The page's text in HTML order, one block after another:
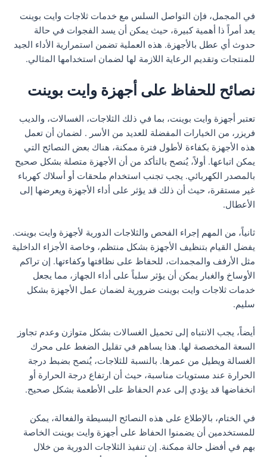
في المجمل، فإن التواصل السلس مع خدمات ثلاجات وايت بوينت
يعد أمراً ذا أهمية كبيرة، حيث يمكن أن يسد الفجوات في حالة
حدوث أي عطل بالأجهزة. هذه العملية تضمن استمرارية الأداء الجيد
للمنتجات وتقديم الرعاية اللازمة لها لضمان استخدامها المثالي.
نصائح للحفاظ على أجهزة وايت بوينت
تعتبر أجهزة وايت بوينت، بما في ذلك الثلاجات، الغسالات، والديب
فريزر، من الخيارات المفضلة للعديد من الأسر . لضمان أن تعمل
هذه الأجهزة بكفاءة لأطول فترة ممكنة، هناك بعض النصائح التي
يمكن اتباعها. أولاً، يُنصح بالتأكد من أن الأجهزة متصلة بشكل صحيح
بالمصدر الكهربائي. يجب تجنب استخدام ملحقات أو أسلاك كهرباء
غير مستقرة، حيث أن ذلك قد يؤثر على أداء الأجهزة ويعرضها إلى
الأعطال.
ثانياً، من المهم إجراء الفحص والثلاجات الدورية لأجهزة وايت بوينت.
يفضل القيام بتنظيف الأجهزة بشكل منتظم، وخاصة الأجزاء الداخلية
مثل الأرفف والمجمدات، للحفاظ على نظافتها وكفاءتها. إن تراكم
الأوساخ والغبار يمكن أن يؤثر سلباً على أداء الجهاز، مما يجعل
خدمات ثلاجات وايت بوينت ضرورية لضمان عمل الأجهزة بشكل
سليم.
أيضاً، يجب الانتباه إلى تحميل الغسالات بشكل متوازن وعدم تجاوز
السعة المخصصة لها. هذا يساهم في تقليل الضغط على محرك
الغسالة ويطيل من عمرها. بالنسبة للثلاجات، يُنصح بضبط درجة
الحرارة عند مستويات مناسبة، حيث أن ارتفاع درجة الحرارة أو
انخفاضها قد يؤدي إلى عدم الحفاظ على الأطعمة بشكل صحيح.
في الختام، بالإطلاع على هذه النصائح البسيطة والفعالة، يمكن
للمستخدمين أن يضمنوا الحفاظ على أجهزة وايت بوينت الخاصة
بهم في أفضل حالة ممكنة. إن تنفيذ الثلاجات الدورية من خلال